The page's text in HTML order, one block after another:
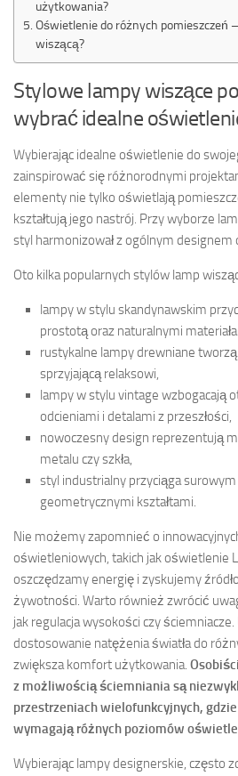
użytkowania?
Oświetlenie do różnych pomieszczeń
wiszącą?
Stylowe lampy wiszące
wybrać idealne
Wybierając idealne oświetlenie do
zainspirować się różnorodnymi
elementy nie tylko oświetlają
kształtują jego nastrój. Przy wyborze
styl harmonizował z ogólnym designem
Oto kilka popularnych stylów lamp
lampy w stylu skandynawskim
prostotą oraz naturalnymi
rustykalne lampy drewniane
sprzyjającą relaksowi,
lampy w stylu vintage wzbogacają
odcieniami i detalami z przeszłości,
nowoczesny design reprezentują
metalu czy szkła,
styl industrialny przyciąga
geometrycznymi kształtami.
Nie możemy zapomnieć o
oświetleniowych, takich jak oświetlenie
oszczędzamy energię i zyskujemy
żywotności. Warto również zwrócić
jak regulacja wysokości czy
dostosowanie natężenia światła do
zwiększa komfort użytkowania.
z możliwością ściemniania są
przestrzeniach wielofunkcyjnych,
wymagają różnych poziomów
Wybierając lampy designerskie, często